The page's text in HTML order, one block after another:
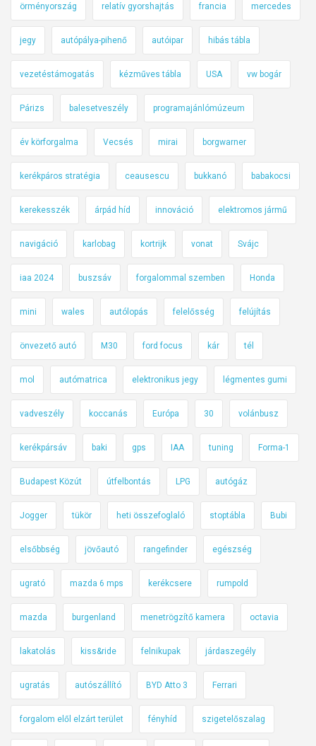
örményország relatív gyorshajtás francia mercedes
jegy autópálya-pihenő autóipar hibás tábla
vezetéstámogatás kézműves tábla USA vw bogár
Párizs balesetveszély programajánlómúzeum
év körforgalma Vecsés mirai borgwarner
kerékpáros stratégia ceausescu bukkanó babakocsi
kerekesszék árpád híd innováció elektromos jármű
navigáció karlobag kortrijk vonat Svájc
iaa 2024 buszsáv forgalommal szemben Honda
mini wales autólopás felelősség felújítás
önvezető autó M30 ford focus kár tél
mol autómatrica elektronikus jegy légmentes gumi
vadveszély koccanás Európa 30 volánbusz
kerékpársáv baki gps IAA tuning Forma-1
Budapest Közút útfelbontás LPG autógáz
Jogger tükör heti összefoglaló stoptábla Bubi
elsőbbség jövőautó rangefinder egészség
ugrató mazda 6 mps kerékcsere rumpold
mazda burgenland menetrögzítő kamera octavia
lakatolás kiss&ride felnikupak járdaszegély
ugratás autószállító BYD Atto 3 Ferrari
forgalom elől elzárt terület fényhíd szigetelőszalag